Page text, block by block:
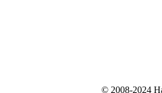
© 2008-2024